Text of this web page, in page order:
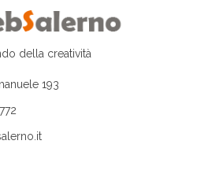
della creatività
193